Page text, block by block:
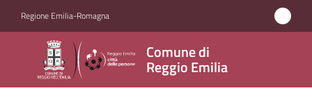
Regione Emilia-Romagna
Comune di
Reggio Emilia
Comune
di
Reggio